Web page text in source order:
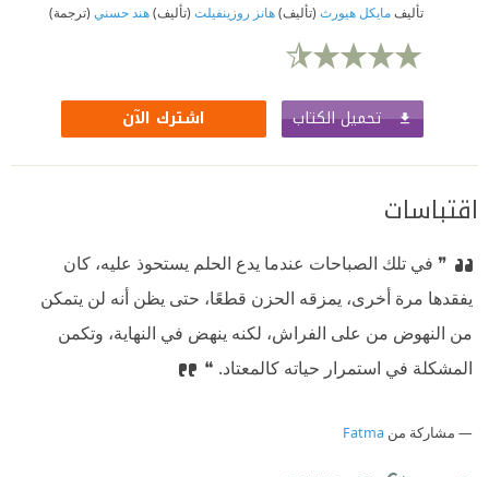
تأليفمايكل هيورث (تأليف)هانز روزينفيلت (تأليف)هند حسني (ترجمة)
تحميل الكتاب اشترك الآن
اقتباسات
❞ في تلك الصباحات عندما يدع الحلم يستحوذ عليه، كان
يفقدها مرة أخرى، يمزقه الحزن قطعًا، حتى يظن أنه لن يتمكن
من النهوض من على الفراش، لكنه ينهض في النهاية، وتكمن
المشكلة في استمرار حياته كالمعتاد. ❝
مشاركة من Fatma